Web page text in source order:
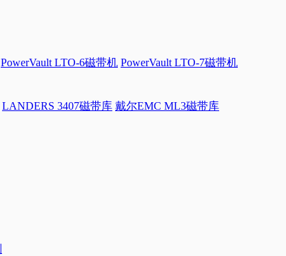
PowerVault LTO-6磁带机 PowerVault LTO-7磁带机
LANDERS 3407磁带库 戴尔EMC ML3磁带库